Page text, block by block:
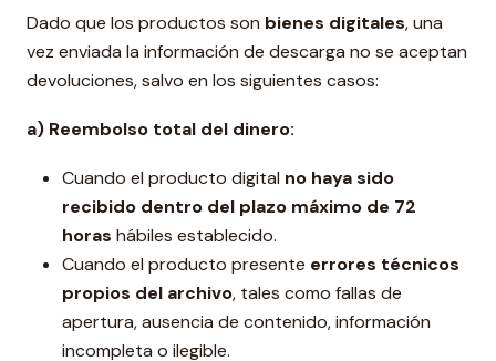
Dado que los productos son bienes digitales, una
vez enviada la información de descarga no se aceptan
devoluciones, salvo en los siguientes casos:
a) Reembolso total del dinero:
Cuando el producto digital no haya sido
recibido dentro del plazo máximo de 72
horas hábiles establecido.
Cuando el producto presente errores técnicos
propios del archivo, tales como fallas de
apertura, ausencia de contenido, información
incompleta o ilegible.